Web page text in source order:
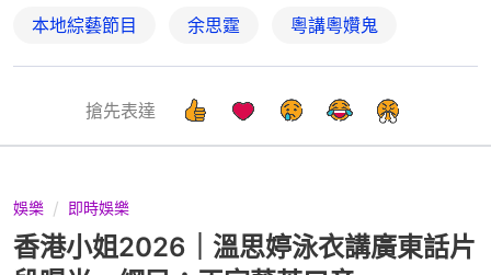
本地綜藝節目 余思霆 粵講粵㜺鬼
搶先表達
娛樂 即時娛樂
香港小姐2026｜溫思婷泳衣講廣東話片